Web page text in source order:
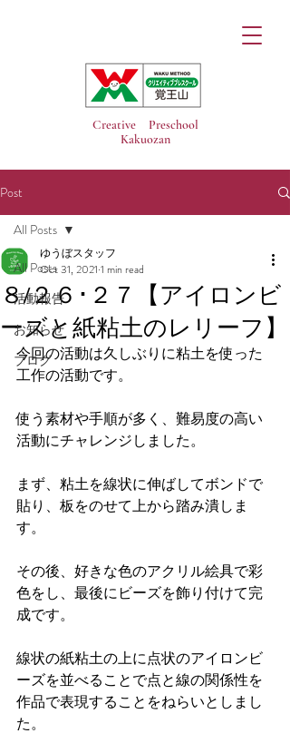
Creative Preschool
Kakuozan
Post
All Posts
活動報告
お知らせ
ブログ
All Posts
８/２６･２７【アイロンビ
ーズと紙粘土のレリーフ】
ゆうぼスタッフ
Oct 31, 2021 1 min read
今回の活動は久しぶりに粘土を使った
工作の活動です。
使う素材や手順が多く、難易度の高い
活動にチャレンジしました。
まず、粘土を線状に伸ばしてボンドで
貼り、板をのせて上から踏み潰しま
す。
その後、好きな色のアクリル絵具で彩
色をし、最後にビーズを飾り付けて完
成です。
線状の紙粘土の上に点状のアイロンビ
ーズを並べることで点と線の関係性を
作品で表現することをねらいとしまし
た。